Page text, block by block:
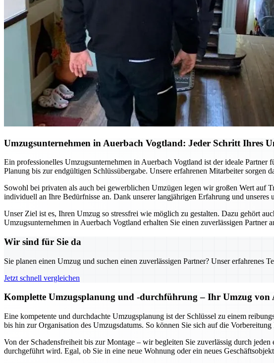
Umzugsunternehmen in Auerbach Vogtland: Jeder Schritt Ihres
Ein professionelles Umzugsunternehmen in Auerbach Vogtland ist der ideale
Planung bis zur endgültigen Schlüssübergabe. Unsere erfahrenen Mitarbeiter sorgen
Sowohl bei privaten als auch bei gewerblichen Umzügen legen wir großen Wert auf
individuell an Ihre Bedürfnisse an. Dank unserer langjährigen Erfahrung und
Unser Ziel ist es, Ihren Umzug so stressfrei wie möglich zu gestalten. Dazu gehört
Umzugsunternehmen in Auerbach Vogtland erhalten Sie einen zuverlässigen
Wir sind für Sie da
Sie planen einen Umzug und suchen einen zuverlässigen Partner? Unser erfahrenes
Jetzt schnell vergleichen
Komplette Umzugsplanung und -durchführung – Ihr Umzug von
Eine kompetente und durchdachte Umzugsplanung ist der Schlüssel zu einem
bis hin zur Organisation des Umzugsdatums. So können Sie sich auf die
Von der Schadensfreiheit bis zur Montage – wir begleiten Sie zuverlässig durch
durchgeführt wird. Egal, ob Sie in eine neue Wohnung oder ein neues